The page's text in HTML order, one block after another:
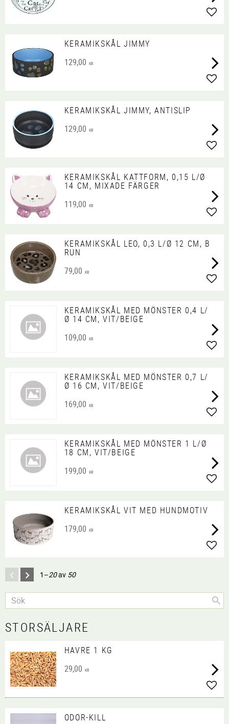
KERAMIKSKÅL JIMMY
129,00 KR
KERAMIKSKÅL JIMMY, ANTISLIP
129,00 KR
KERAMIKSKÅL KATTFORM, 0,15 L/Ø
14 CM, MIXADE FÄRGER
119,00 KR
KERAMIKSKÅL LEO, 0,3 L/Ø 12 CM, B
RUN
79,00 KR
KERAMIKSKÅL MED MÖNSTER 0,4 L/
Ø 14 CM, VIT/BEIGE
109,00 KR
KERAMIKSKÅL MED MÖNSTER 0,7 L/
Ø 16 CM, VIT/BEIGE
169,00 KR
KERAMIKSKÅL MED MÖNSTER 1 L/Ø
18 CM, VIT/BEIGE
199,00 KR
KERAMIKSKÅL VIT MED HUNDMOTIV
179,00 KR
1–20av 50
STORSÄLJARE
HAVRE 1 KG
29,00 KR
ODOR-KILL